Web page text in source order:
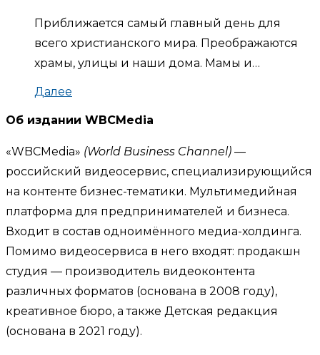
Приближается самый главный день для
всего христианского мира. Преображаются
храмы, улицы и наши дома. Мамы и…
Далее
Об издании WBCMedia
«WBCMedia» (World Business Channel) —
российский видеосервис, специализирующийся
на контенте бизнес-тематики. Мультимедийная
платформа для предпринимателей и бизнеса.
Входит в состав одноимённого медиа-холдинга.
Помимо видеосервиса в него входят: продакшн
студия — производитель видеоконтента
различных форматов (основана в 2008 году),
креативное бюро, а также Детская редакция
(основана в 2021 году).